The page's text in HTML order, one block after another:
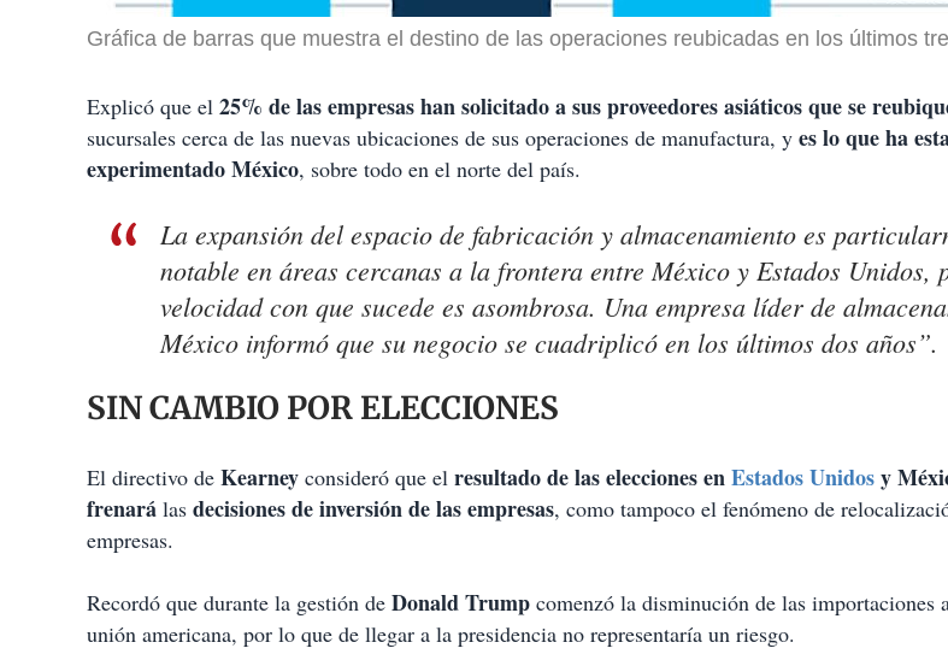
Gráfica de barras que muestra el destino de las operaciones reubicadas en los últimos
Explicó que el 25% de las empresas han solicitado a sus proveedores asiáticos que se
sucursales cerca de las nuevas ubicaciones de sus operaciones de manufactura, y es lo que ha
experimentado México, sobre todo en el norte del país.
La expansión del espacio de fabricación y almacenamiento es
notable en áreas cercanas a la frontera entre México y Estados Unidos,
velocidad con que sucede es asombrosa. Una empresa líder de
México informó que su negocio se cuadriplicó en los últimos dos años”.
SIN CAMBIO POR ELECCIONES
El directivo de Kearney consideró que el resultado de las elecciones enEstados Unidosy
frenará las decisiones de inversión de las empresas, como tampoco el fenómeno de
empresas.
Recordó que durante la gestión de Donald Trump comenzó la disminución de las importaciones
unión americana, por lo que de llegar a la presidencia no representaría un riesgo.